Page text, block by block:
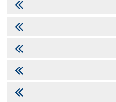
المتعلق ببرنامج إصدار سندات
الرابع عشر من مجلة سوق الرساميل